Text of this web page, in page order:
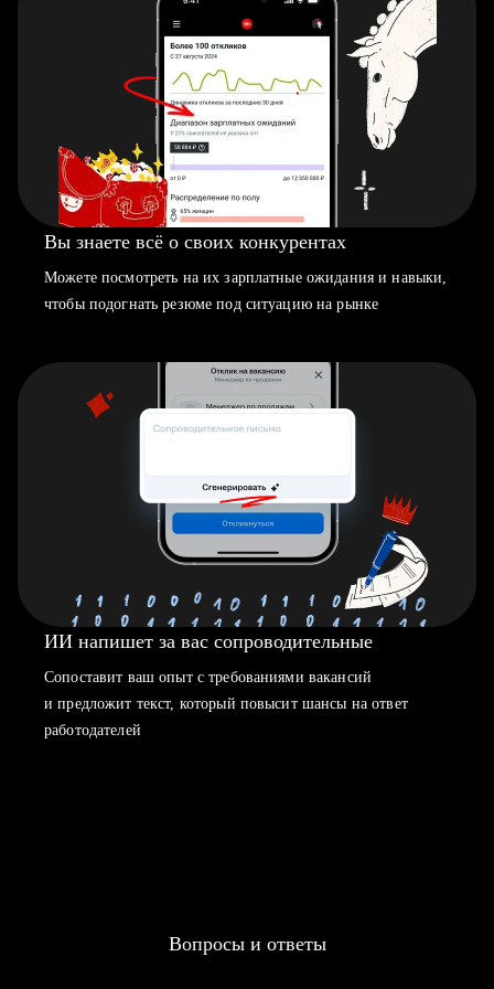
Вы знаете всё о своих конкурентах
Можете посмотреть на их зарплатные ожидания и навыки,
чтобы подогнать резюме под ситуацию на рынке
ИИ напишет за вас сопроводительные
Сопоставит ваш опыт с требованиями вакансий
и предложит текст, который повысит шансы на ответ
работодателей
Вопросы и ответы